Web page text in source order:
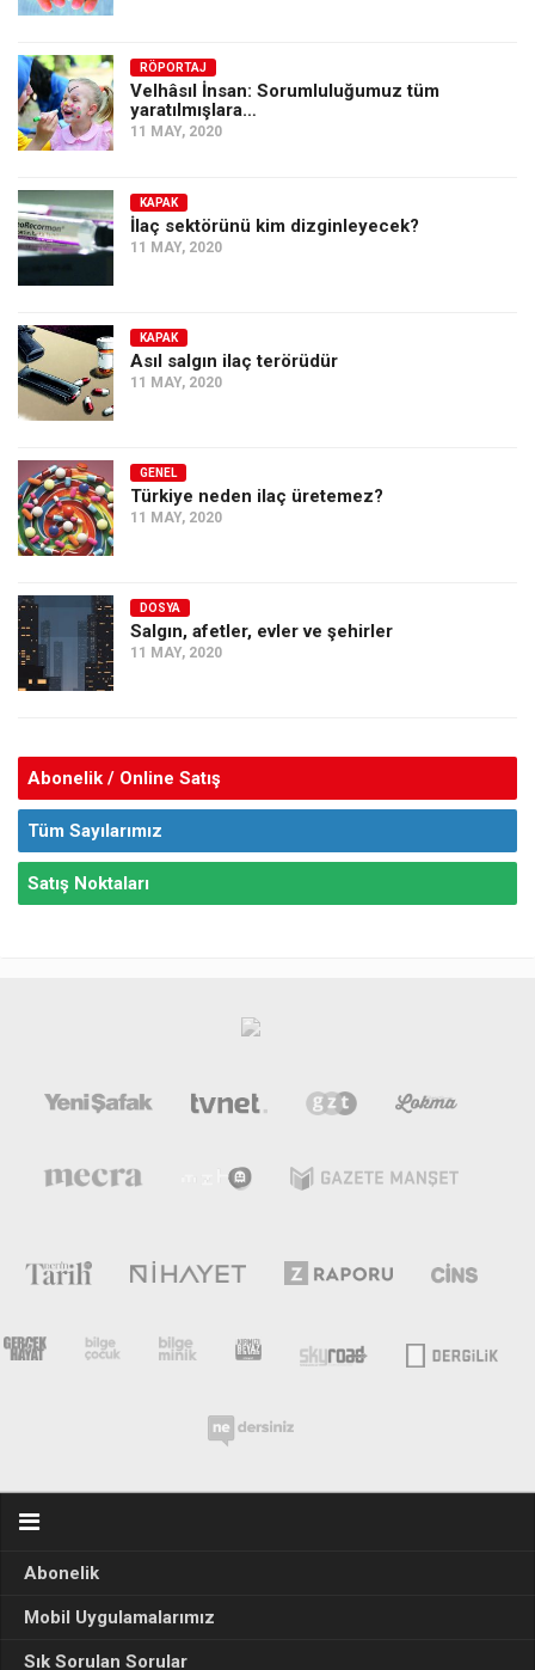
Amerika
Avustralya
Tarih
Düşünce
Dosyalar
RÖPORTAJ
Velhâsıl İnsan: Sorumluluğumuz tüm
yaratılmışlara…
11 MAY, 2020
KAPAK
İlaç sektörünü kim dizginleyecek?
11 MAY, 2020
KAPAK
Asıl salgın ilaç terörüdür
11 MAY, 2020
GENEL
Türkiye neden ilaç üretemez?
11 MAY, 2020
DOSYA
Salgın, afetler, evler ve şehirler
11 MAY, 2020
Abonelik / Online Satış
Tüm Sayılarımız
Satış Noktaları
Abonelik
Mobil Uygulamalarımız
Sık Sorulan Sorular